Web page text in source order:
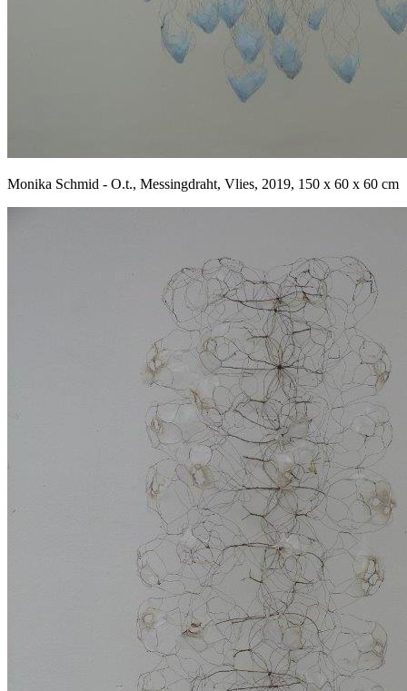
Monika Schmid - O.t., Messingdraht, Vlies, 2019, 150 x 60 x 60 cm